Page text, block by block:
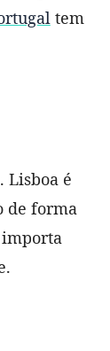
tem
Lisboa é
de forma